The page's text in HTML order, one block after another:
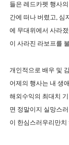
들은 레드카펫 행사
간에 떠나 버렸고, 심
에 무대위에서 사라
이 사라진 라보프를
개인적으로 배우 및
어제의 행사는 내 생
해외수익의 최대치
면 정말이지 실망스
이 한심스러우리만